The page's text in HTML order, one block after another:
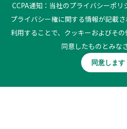
©2023 Blanchard. All
個人情報保護方針
CCPA通知：当社のプライバシーポ
プライバシー権に関する情報が記載
利用することで、クッキーおよびそ
同意したものとみな
同意します